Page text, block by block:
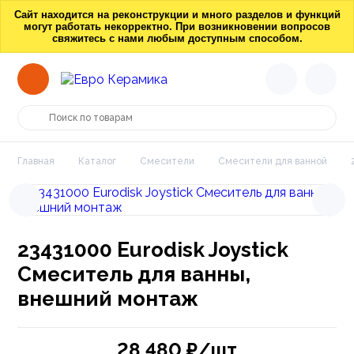
Сайт находится на реконструкции и много разделов и функций
могут работать некорректно. При возникновении вопросов
свяжитесь с нами любым доступным способом.
Главная Каталог Смесители Смесители для ванной
23431000 Eurodisk Joystick
Смеситель для ванны,
внешний монтаж